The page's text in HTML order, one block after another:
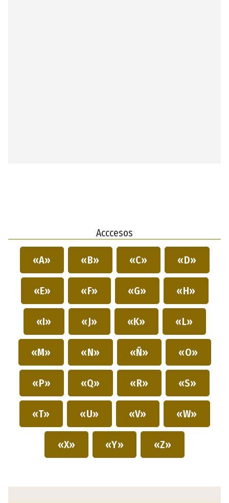
Acccesos
«A» «B» «C» «D»
«E» «F» «G» «H»
«I» «J» «K» «L»
«M» «N» «Ñ» «O»
«P» «Q» «R» «S»
«T» «U» «V» «W»
«X» «Y» «Z»